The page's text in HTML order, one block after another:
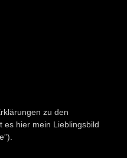
zu den
es hier mein Lieblingsbild